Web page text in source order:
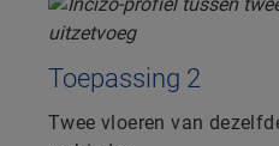
Toepassing 2
Twee vloeren van